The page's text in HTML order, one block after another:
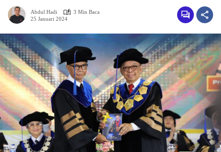
Abdul Hadi
3 Min Baca
25 Januari 2024